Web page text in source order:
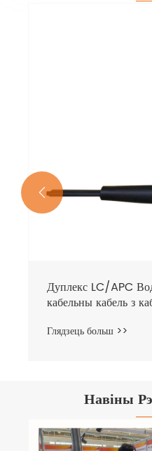
Дуплекс LC/UPC
круглы кабельны
шнуры (Accord

Навіны